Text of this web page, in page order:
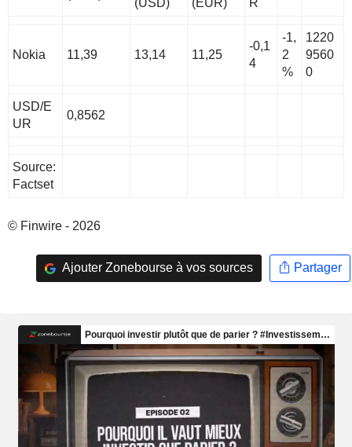
Nokia 11,39 13,14 11,25
-0,1
4
-1,
2
%
1220
9560
0
USD/E
UR
0,8562
Source:
Factset
© Finwire - 2026
Ajouter Zonebourse à vos sources Partager